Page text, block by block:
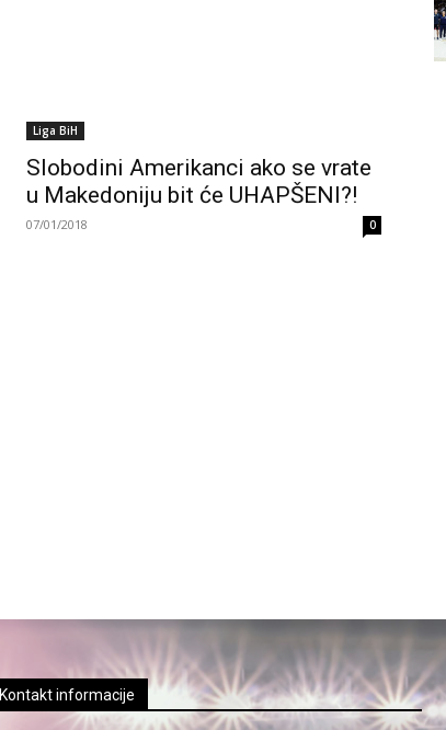
Liga BiH
Slobodini Amerikanci ako se vrate
u Makedoniju bit će UHAPŠENI?!
07/01/2018 0
Kontakt informacije